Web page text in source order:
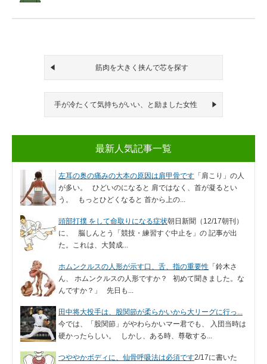
筋肉を大きく挟んで芯を探す
手が冷たくて気持ちがいい、と励ました女性
最新人気記事一覧
左耳の奥の痛みの大本の原因は肩甲骨です 「肩こり」の人
が多い。 ひどいのになると 肩ではなく、首が凝るとい
う。 もっとひどくなると 首から上の...
頭部打撲 をして命取りになる症状朝日新聞（12/17朝刊）
に、 脳しんとう「競技・練習すぐ中止を」の 記事が出
た。これは、大賛成...
ホムンクルスの人形が示す口、舌、指の重要性 「鈴木さ
ん、 ホムンクルスの人形ですか？ 初めて聞きました。な
んですか？」 先日も...
田中将大投手は、股関節が柔らかいから大リーグに行っ...
今では、「股関節」がやわらかいマー君でも、 入団当時は
硬かったらしい。 しかし、ある時、尊敬する...
つややかボディに、仙骨呼吸法は必須です2/17に書いた